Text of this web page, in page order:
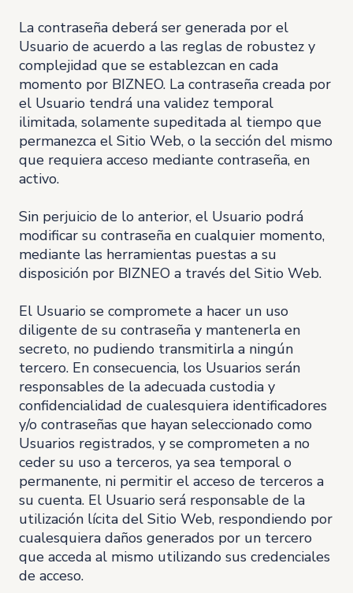
La contraseña deberá ser generada por el
Usuario de acuerdo a las reglas de robustez y
complejidad que se establezcan en cada
momento por BIZNEO. La contraseña creada por
el Usuario tendrá una validez temporal
ilimitada, solamente supeditada al tiempo que
permanezca el Sitio Web, o la sección del mismo
que requiera acceso mediante contraseña, en
activo.
Sin perjuicio de lo anterior, el Usuario podrá
modificar su contraseña en cualquier momento,
mediante las herramientas puestas a su
disposición por BIZNEO a través del Sitio Web.
El Usuario se compromete a hacer un uso
diligente de su contraseña y mantenerla en
secreto, no pudiendo transmitirla a ningún
tercero. En consecuencia, los Usuarios serán
responsables de la adecuada custodia y
confidencialidad de cualesquiera identificadores
y/o contraseñas que hayan seleccionado como
Usuarios registrados, y se comprometen a no
ceder su uso a terceros, ya sea temporal o
permanente, ni permitir el acceso de terceros a
su cuenta. El Usuario será responsable de la
utilización lícita del Sitio Web, respondiendo por
cualesquiera daños generados por un tercero
que acceda al mismo utilizando sus credenciales
de acceso.